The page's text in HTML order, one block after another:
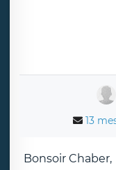
13
Bonsoir Chaber,